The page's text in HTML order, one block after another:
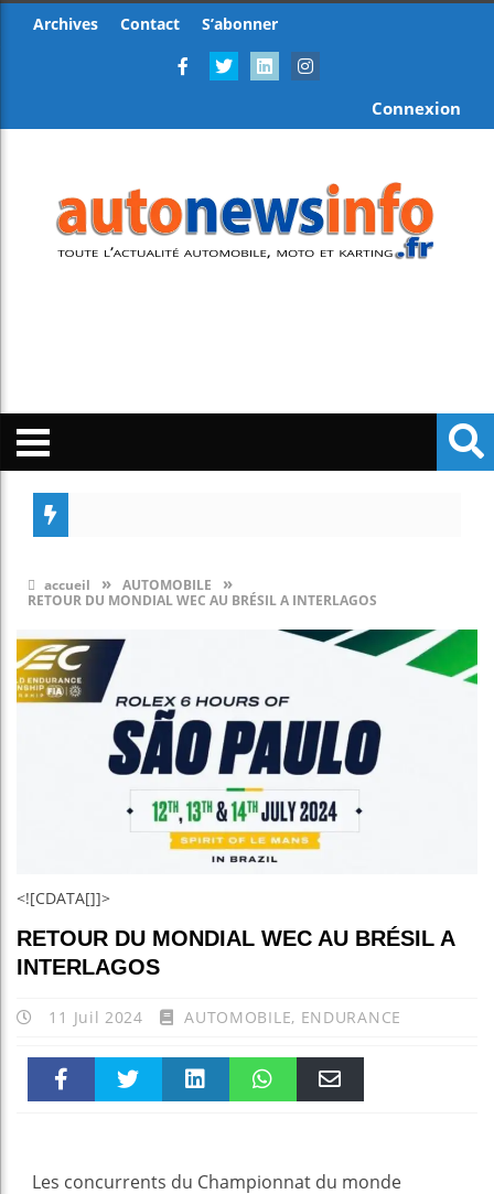
Archives Contact S’abonner
Connexion
accueil » AUTOMOBILE »
RETOUR DU MONDIAL WEC AU BRÉSIL A INTERLAGOS
<![CDATA[]]>
RETOUR DU MONDIAL WEC AU BRÉSIL A
INTERLAGOS
11 Juil 2024 AUTOMOBILE, ENDURANCE
pt
Les concurrents du Championnat du monde